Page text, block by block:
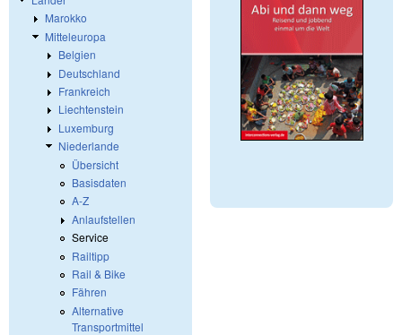
Marokko
Mitteleuropa
Belgien
Deutschland
Frankreich
Liechtenstein
Luxemburg
Niederlande
Übersicht
Basisdaten
A-Z
Anlaufstellen
Service
Railtipp
Rail & Bike
Fähren
Alternative
Transportmittel